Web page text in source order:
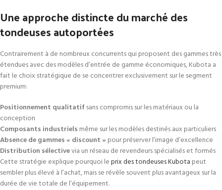
Une approche distincte du marché des
tondeuses autoportées
Contrairement à de nombreux concurrents qui proposent des gammes très
étendues avec des modèles d’entrée de gamme économiques, Kubota a
fait le choix stratégique de se concentrer exclusivement sur le segment
premium:
Positionnement qualitatifsans compromis sur les matériaux ou la
conception
Composants industriels même sur les modèles destinés aux particuliers
Absence de gammes « discount » pour préserver l’image d’excellence
Distribution sélectivevia un réseau de revendeurs spécialisés et formés
Cette stratégie explique pourquoi leprix des tondeuses Kubota peut
sembler plus élevé à l’achat, mais se révèle souvent plus avantageux sur la
durée de vie totale de l’équipement.